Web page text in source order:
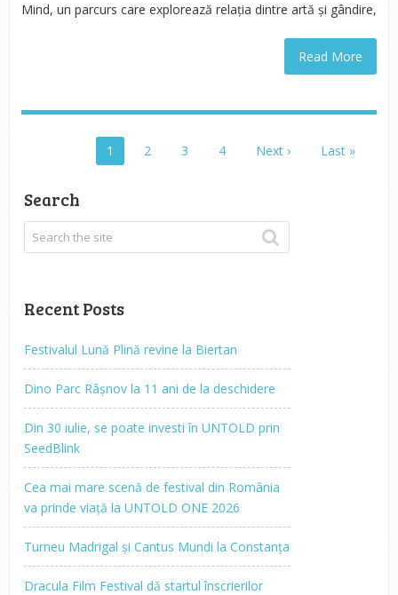
Mind, un parcurs care explorează relația dintre artă și gândire,
Read More
1 2 3 4 Next › Last »
Search
Recent Posts
Festivalul Lună Plină revine la Biertan
Dino Parc Râșnov la 11 ani de la deschidere
Din 30 iulie, se poate investi în UNTOLD prin
SeedBlink
Cea mai mare scenă de festival din România
va prinde viață la UNTOLD ONE 2026
Turneu Madrigal și Cantus Mundi la Constanța
Dracula Film Festival dă startul înscrierilor